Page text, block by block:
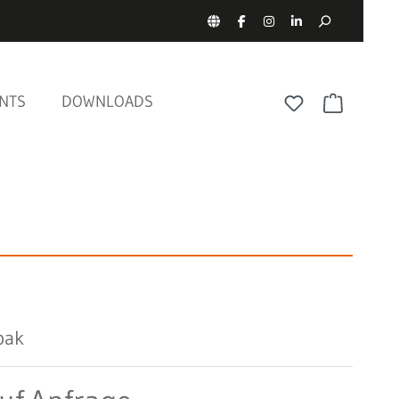
DOWNLOADS